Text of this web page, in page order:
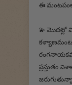
ఈ
💫‌ మొదట్లో
ప్రస్తుతం